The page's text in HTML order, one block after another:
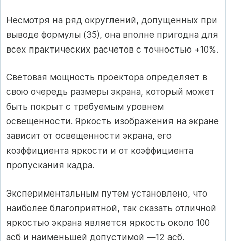
Несмотря на ряд округлений, допущенных при
выводе формулы (35), она вполне пригодна для
всех практических расчетов с точностью +10%.
Световая мощность проектора определяет в
свою очередь размеры экрана, который может
быть покрыт с требуемым уровнем
освещенности. Яркость изображения на экране
зависит от освещенности экрана, его
коэффициента яркости и от коэффициента
пропускания кадра.
Экспериментальным путем установлено, что
наиболее благоприятной, так сказать отличной
яркостью экрана является яркость около 100
асб и наименьшей допустимой —12 асб.